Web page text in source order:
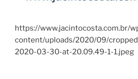
https://www.jacintocosta.com.br/
content/uploads/2020/09/
2020-03-30-at-20.09.49-1-1.jpeg